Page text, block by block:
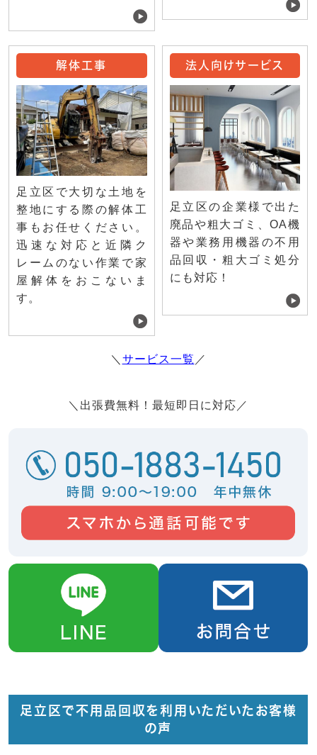
解体工事
足立区で大切な土地を
整地にする際の解体工
事もお任せください。
迅速な対応と近隣ク
レームのない作業で家
屋解体をおこないま
す。
法人向けサービス
足立区の企業様で出た
廃品や粗大ゴミ、OA機
器や業務用機器の不用
品回収・粗大ゴミ処分
にも対応！
＼ サービス一覧 ／
＼出張費無料！最短即日に対応／
足立区で不用品回収を利用いただいたお客様
の声